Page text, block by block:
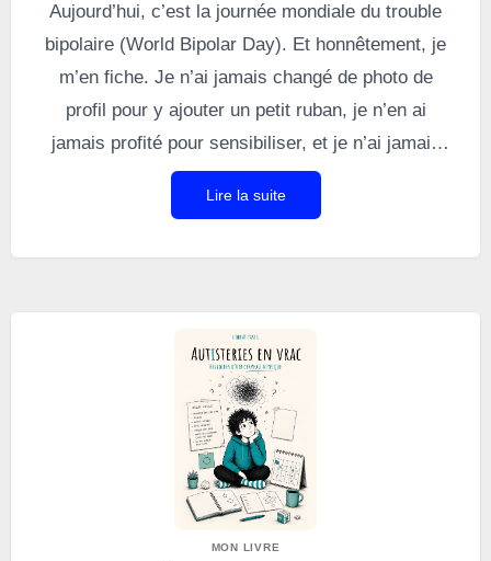
Aujourd’hui, c’est la journée mondiale du trouble
bipolaire (World Bipolar Day). Et honnêtement, je
m’en fiche. Je n’ai jamais changé de photo de
profil pour y ajouter un petit ruban, je n’en ai
jamais profité pour sensibiliser, et je n’ai jamais
participé à des salons autour de cette journée.
Bien que je comprenne que cela serve pour
Lire la suite
MON LIVRE